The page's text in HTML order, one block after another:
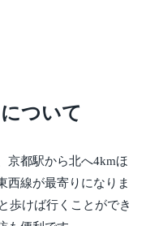
ついて
京都駅から北へ4kmほ
西線が最寄りになりま
歩けば行くことができ